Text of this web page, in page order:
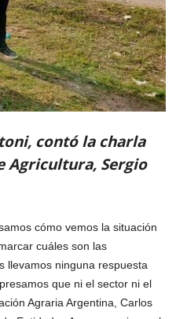
contó la charla
Agricultura, Sergio
cómo vemos la situación
cuáles son las
llevamos ninguna respuesta
que ni el sector ni el
Agraria Argentina, Carlos